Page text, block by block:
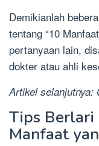
Demikianlah
tentang “10
pertanyaan lain,
dokter atau ahli
Artikel selanjutnya:
Tips Berlari
Manfaat